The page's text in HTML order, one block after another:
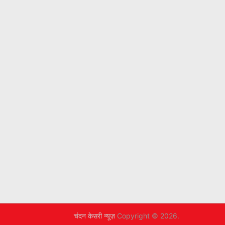
चंदन केसरी न्यूज़ Copyright © 2026.